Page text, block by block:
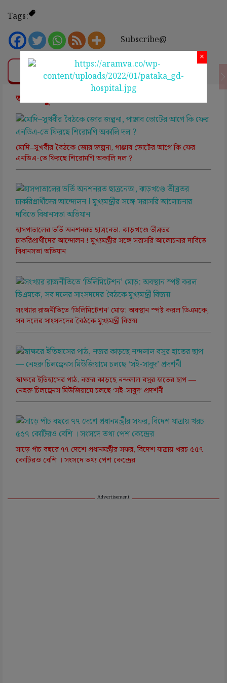
Tags:
Subscribe@
❤ Support Us
আরও পড়ুন ➤
মোদি–সুখবীর বৈঠকে জোর জল্পনা, পাঞ্জাব ভোটের আগে কি ফের
এনডিএ-তে ফিরছে শিরোমণি অকালি দল ?
হাসপাতালের ভর্তি অনশনরত ছাত্রনেতা, ঝাড়খণ্ডে তীব্রতর
চাকরিপ্রার্থীদের আন্দোলন ! মুখ্যমন্ত্রীর সঙ্গে সরাসরি আলোচনার দাবিতে
বিধানসভা অভিযান
সংখ্যার রাজনীতিতে ‘ডিলিমিটেশন’ মোড়: অবস্থান স্পষ্ট করল ডিএমকে,
সব দলের সাংসদদের বৈঠকে মুখ্যমন্ত্রী বিজয়
স্বাক্ষরে ইতিহাসের পাঠ, নজর কাড়ছে নন্দলাল বসুর হাতের ছাপ —
নেহরু চিলড্রেনস মিউজিয়ামে চলছে ‘সই-সাবুদ’ প্রদর্শনী
সাড়ে পাঁচ বছরে ৭৭ দেশে প্রধানমন্ত্রীর সফর, বিদেশ যাত্রায় খরচ ৫৫৭
কোটিরও বেশি । সংসদে তথ্য পেশ কেন্দ্রের
Advertisement
×